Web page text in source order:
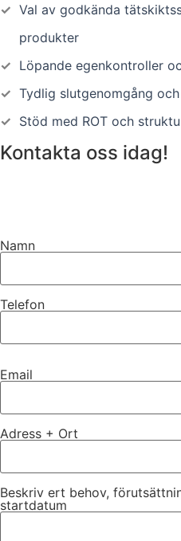
✓ Val av godkända
produkter
✓ Löpande egenkontroller
✓ Tydlig slutgenomgång
✓ Stöd med ROT och
Kontakta oss idag!
Namn
Telefon
Email
Adress + Ort
Beskriv ert behov,
startdatum